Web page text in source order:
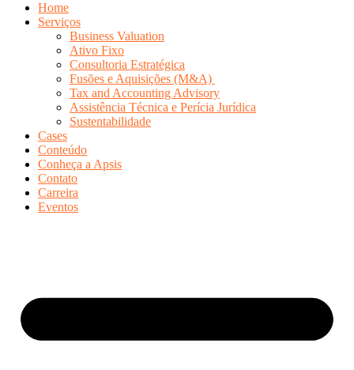
Home
Serviços
Business Valuation
Ativo Fixo
Consultoria Estratégica
Fusões e Aquisições (M&A)
Tax and Accounting Advisory
Assistência Técnica e Perícia Jurídica
Sustentabilidade
Cases
Conteúdo
Conheça a Apsis
Contato
Carreira
Eventos